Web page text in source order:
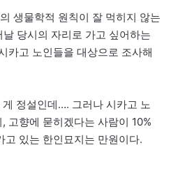
생물학적 원칙이 잘 먹히지 않는
당시의 자리로 가고 싶어하는
카고 노인들을 대상으로 조사해
정설인데…. 그러나 시카고 노
고향에 묻히겠다는 사람이 10%
고 있는 한인묘지는 만원이다.